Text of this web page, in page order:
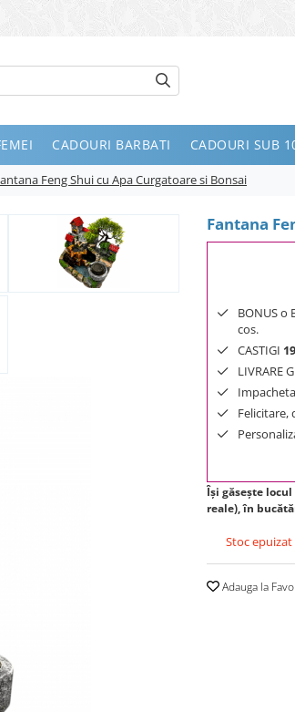
CADOURI BARBATI CADOURI SUB
Feng Shui cu Apa Curgatoare si Bonsai
Fantana
BONUS o
cos.
CASTIGI 19
LIVRARE
Felicitare,
Își găsește
reale), în
Stoc epuizat
Adauga la